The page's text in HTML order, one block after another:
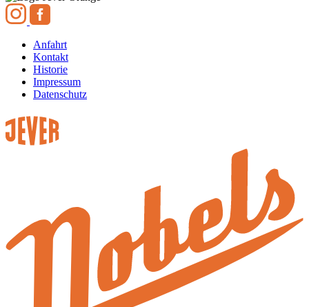
Anfahrt
Kontakt
Historie
Impressum
Datenschutz